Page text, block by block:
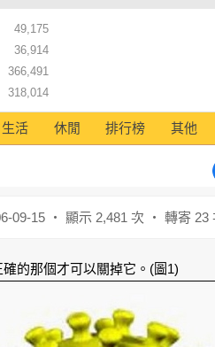
49,175
36,914
366,491
318,014
生活 休閒 排行榜 其他
09-15 ‧ 顯示 2,481 次 ‧ 轉寄 23
的那個才可以關掉它。(圖1)